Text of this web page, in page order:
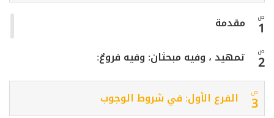
ص
1 مقدمة
ص
2 تمهيد ، وفيه مبحثان: وفيه فروعٌ:
ص
3 الفرع الأول: في شروط الوجوب